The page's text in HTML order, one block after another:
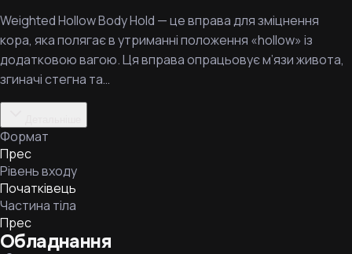
Weighted Hollow Body Hold — це вправа для зміцнення
кора, яка полягає в утриманні положення «hollow» із
додатковою вагою. Ця вправа опрацьовує м’язи живота,
згиначі стегна та…
Формат
Прес
Рівень входу
Початківець
Частина тіла
Прес
Обладнання